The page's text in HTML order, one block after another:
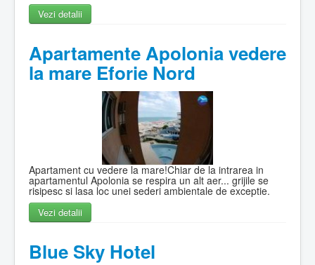
Vezi detalii
Apartamente Apolonia vedere
la mare Eforie Nord
Apartament cu vedere la mare!Chiar de la intrarea in
apartamentul Apolonia se respira un alt aer... grijile se
risipesc si lasa loc unei sederi ambientale de exceptie.
Vezi detalii
Blue Sky Hotel